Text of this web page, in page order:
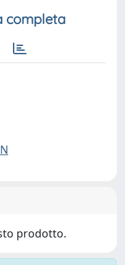
completa
prodotto.